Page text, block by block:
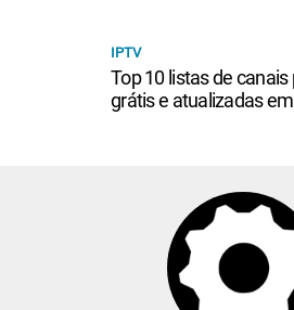
IPTV
Top 10 listas de
grátis e atualizadas